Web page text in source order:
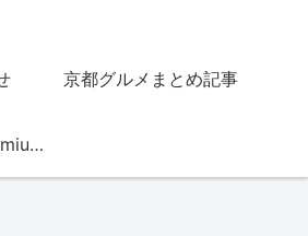
京都グルメまとめ記事
Hide Ads for Premium Members